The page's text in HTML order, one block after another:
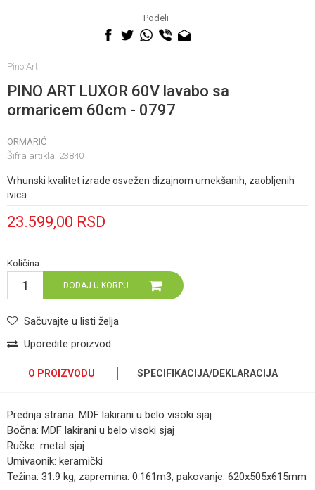
Podeli
Pino Art
PINO ART LUXOR 60V lavabo sa
ormaricem 60cm - 0797
ORMARIĆ
Šifra artikla: 23840
Vrhunski kvalitet izrade osvežen dizajnom umekšanih, zaobljenih
ivica
23.599,00 RSD
Količina:
DODAJ U KORPU
Sačuvajte u listi želja
Uporedite proizvod
O PROIZVODU SPECIFIKACIJA/DEKLARACIJA
Prednja strana: MDF lakirani u belo visoki sjaj
Bočna: MDF lakirani u belo visoki sjaj
Ručke: metal sjaj
Umivaonik: keramički
Težina: 31.9 kg, zapremina: 0.161m3, pakovanje: 620x505x615mm